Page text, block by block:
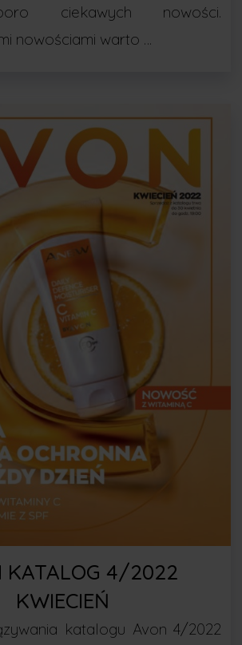
ciekawych nowości.
nowościami warto …
KATALOG 4/2022
KWIECIEŃ
katalogu Avon 4/2022